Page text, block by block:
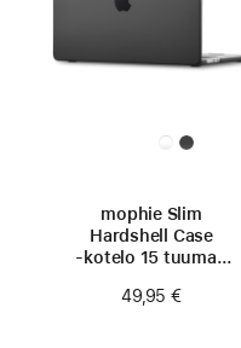
mophie Slim
Hardshell Case
‑kotelo 15 tuuman
49,95 €